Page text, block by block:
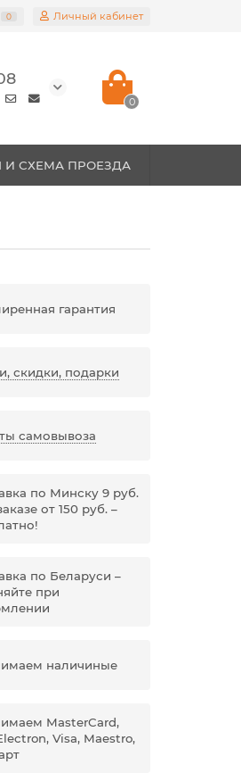
0 Личный кабинет
0
И СХЕМА ПРОЕЗДА
гарантия
скидки, подарки
самовывоза
по Минску 9 руб.
от 150 руб. –
по Беларуси –
при
наличиные
MasterCard,
Visa, Maestro,